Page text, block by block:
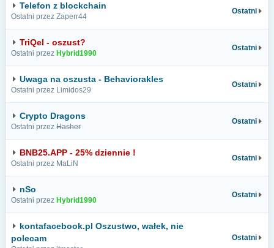
Telefon z blockchain
Ostatni przez Zaperr44
Ostatni
TriQel - oszust?
Ostatni przez Hybrid1990
Ostatni
Uwaga na oszusta - Behaviorakles
Ostatni przez Limidos29
Ostatni
Crypto Dragons
Ostatni przez Hasher
Ostatni
BNB25.APP - 25% dziennie !
Ostatni przez MaLiN
Ostatni
nSo
Ostatni przez Hybrid1990
Ostatni
kontafacebook.pl Oszustwo, wałek, nie
polecam
Ostatni